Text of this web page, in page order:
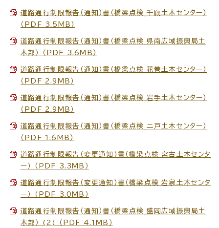
道路通行制限報告（通知）書（橋梁点検_千厩土木センター）
（PDF 3.5MB）
道路通行制限報告（通知）書（橋梁点検_県南広域振興局土
木部） （PDF 3.6MB）
道路通行制限報告（通知）書（橋梁点検_花巻土木センター）
（PDF 2.9MB）
道路通行制限報告（通知）書（橋梁点検_岩手土木センター）
（PDF 2.9MB）
道路通行制限報告（通知）書（橋梁点検_二戸土木センター）
（PDF 1.6MB）
道路通行制限報告（変更通知）書（橋梁点検_宮古土木センタ
ー） （PDF 3.3MB）
道路通行制限報告（変更通知）書（橋梁点検_岩泉土木センタ
ー） （PDF 3.0MB）
道路通行制限報告（通知）書（橋梁点検_盛岡広域振興局土
木部） (2) （PDF 4.1MB）